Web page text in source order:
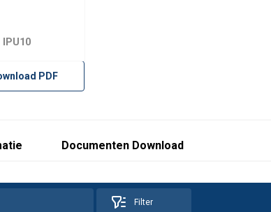
PDF
Documenten Download
Filter